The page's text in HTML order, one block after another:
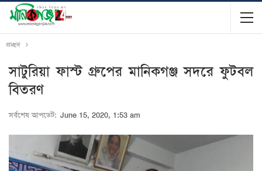
প্রচ্ছদ
সাটুরিয়া ফাস্ট গ্রুপের মানিকগঞ্জ সদরে ফুটবল
বিতরণ
সর্বশেষ আপডেট: June 15, 2020, 1:53 am